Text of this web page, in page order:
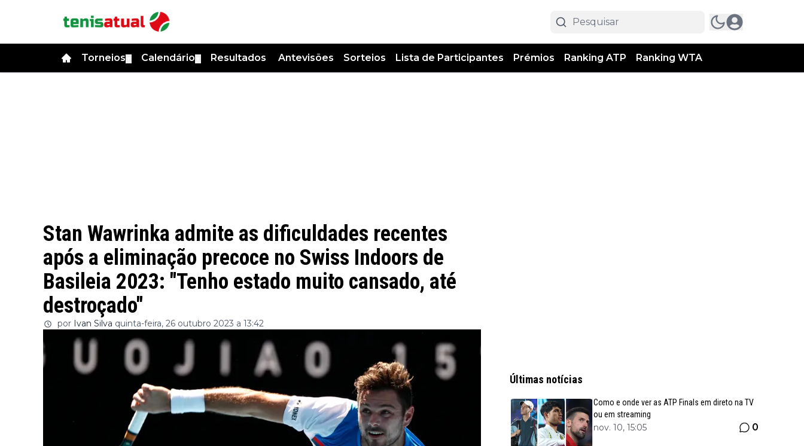
Torneios Calendário Resultados Antevisões Sorteios Lista de Participantes Prémios Ranking ATP Ranking WTA
Stan Wawrinka admite as dificuldades recentes
após a eliminação precoce no Swiss Indoors de
Basileia 2023: "Tenho estado muito cansado, até
destroçado"
por Ivan Silva quinta-feira, 26 outubro 2023 a 13:42
Últimas notícias
Como e onde ver as ATP Finals em direto na TV
ou em streaming
nov. 10, 15:05 0